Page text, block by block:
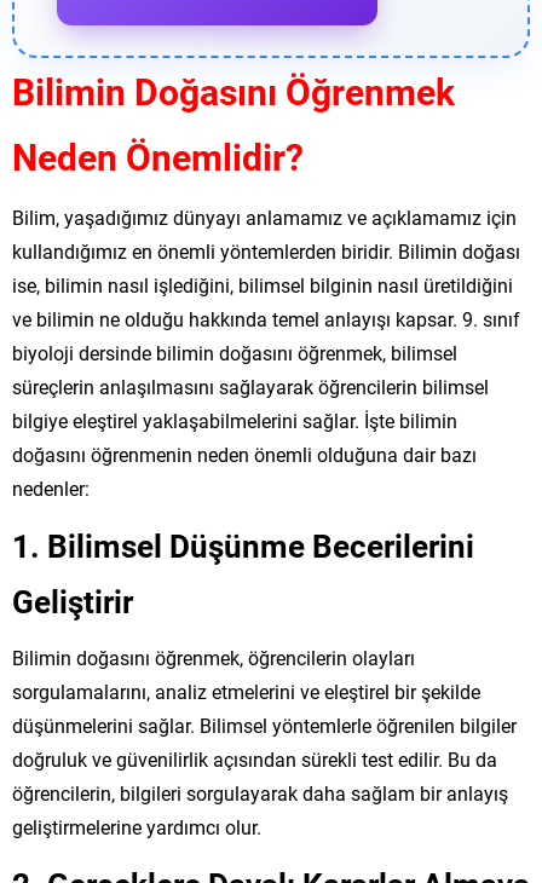
Bilimin Doğasını Öğrenmek
Neden Önemlidir?
Bilim, yaşadığımız dünyayı anlamamız ve açıklamamız için
kullandığımız en önemli yöntemlerden biridir. Bilimin doğası
ise, bilimin nasıl işlediğini, bilimsel bilginin nasıl üretildiğini
ve bilimin ne olduğu hakkında temel anlayışı kapsar. 9. sınıf
biyoloji dersinde bilimin doğasını öğrenmek, bilimsel
süreçlerin anlaşılmasını sağlayarak öğrencilerin bilimsel
bilgiye eleştirel yaklaşabilmelerini sağlar. İşte bilimin
doğasını öğrenmenin neden önemli olduğuna dair bazı
nedenler:
1. Bilimsel Düşünme Becerilerini
Geliştirir
Bilimin doğasını öğrenmek, öğrencilerin olayları
sorgulamalarını, analiz etmelerini ve eleştirel bir şekilde
düşünmelerini sağlar. Bilimsel yöntemlerle öğrenilen bilgiler
doğruluk ve güvenilirlik açısından sürekli test edilir. Bu da
öğrencilerin, bilgileri sorgulayarak daha sağlam bir anlayış
geliştirmelerine yardımcı olur.